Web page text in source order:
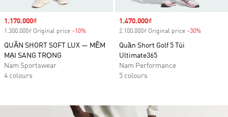
Sale price
1.170.000₫
1.300.000₫ Original price -10%
QUẦN SHORT SOFT LUX — MỀM
MẠI SANG TRỌNG
Nam Sportswear
4 colours
Sale price
1.470.000₫
2.100.000₫ Original price -30%
Quần Short Golf 5 Túi
Ultimate365
Nam Performance
5 colours